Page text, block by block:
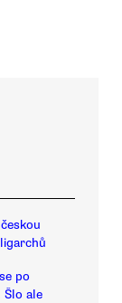
po
Šlo ale